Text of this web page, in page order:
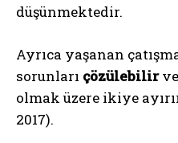
düşünmektedir.
Ayrıca yaşanan
sorunları çözülebilirve
olmak üzere ikiye
2017).